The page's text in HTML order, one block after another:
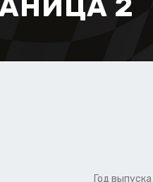
2
Год выпуска